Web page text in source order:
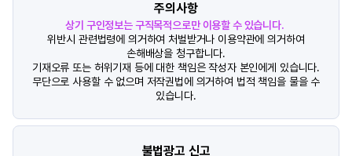
주의사항
상기 구인정보는 구직목적으로만 이용할 수 있습니다.
위반시 관련법령에 의거하여 처벌받거나 이용약관에 의거하여
손해배상을 청구합니다.
기재오류 또는 허위기재 등에 대한 책임은 작성자 본인에게 있습니다.
무단으로 사용할 수 없으며 저작권법에 의거하여 법적 책임을 물을 수
있습니다.
불법광고 신고